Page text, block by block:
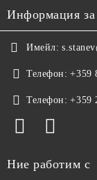
Информация за
Имейл:
Телефон: +359
Телефон: +359
Ние работим с